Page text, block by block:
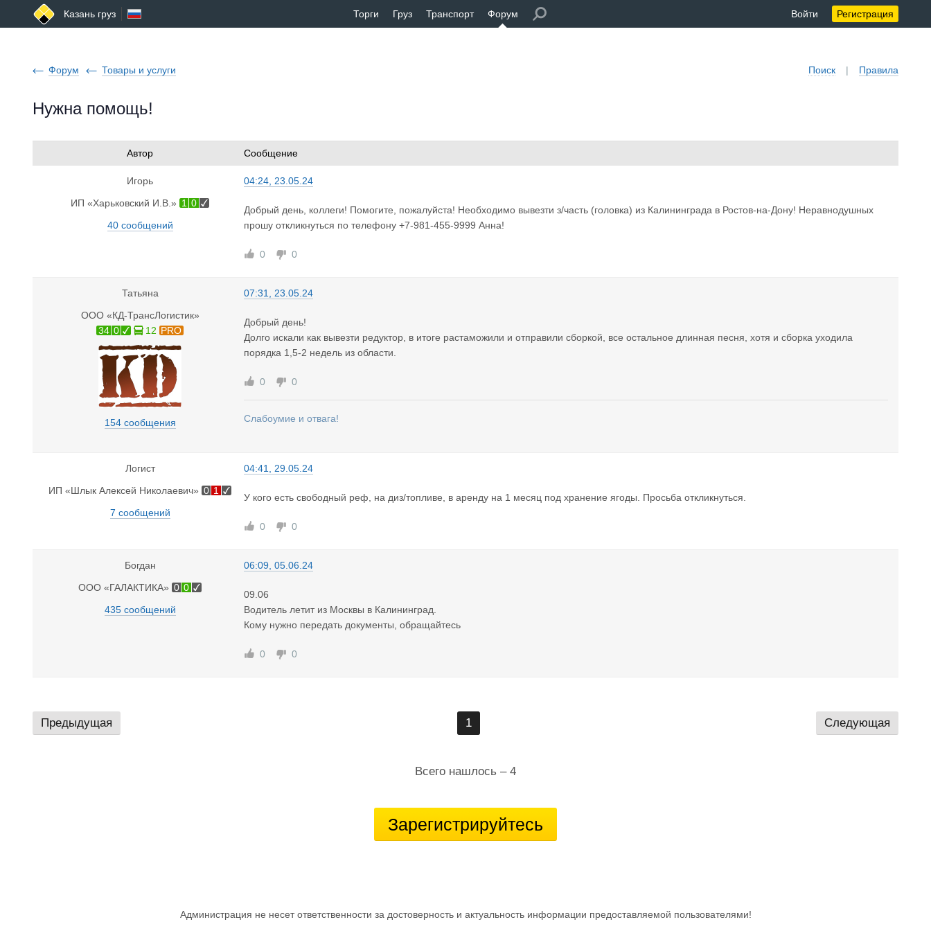
Казань груз Торги Груз Транспорт Форум Войти Регистрация
Поиск | Правила
Форум Товары и услуги
Нужна помощь!
Автор Сообщение
Игорь
ИП «Харьковский И.В.» 1 0
40 сообщений
04:24, 23.05.24
Добрый день, коллеги! Помогите, пожалуйста! Необходимо вывезти з/часть (головка) из Калининграда в Ростов-на-Дону! Неравнодушных
прошу откликнуться по телефону +7-981-455-9999 Анна!
0 0
Татьяна
ООО «КД-ТрансЛогистик»
34 0 12 PRO
154 сообщения
07:31, 23.05.24
Добрый день!
Долго искали как вывезти редуктор, в итоге растаможили и отправили сборкой, все остальное длинная песня, хотя и сборка уходила
порядка 1,5-2 недель из области.
0 0
Слабоумие и отвага!
Логист
ИП «Шлык Алексей Николаевич» 0 1
7 сообщений
04:41, 29.05.24
У кого есть свободный реф, на диз/топливе, в аренду на 1 месяц под хранение ягоды. Просьба откликнуться.
0 0
Богдан
ООО «ГАЛАКТИКА» 0 0
435 сообщений
06:09, 05.06.24
09.06
Водитель летит из Москвы в Калининград.
Кому нужно передать документы, обращайтесь
0 0
Предыдущая 1 Следующая
Всего нашлось – 4
Зарегистрируйтесь
Администрация не несет ответственности за достоверность и актуальность информации предоставляемой пользователями!